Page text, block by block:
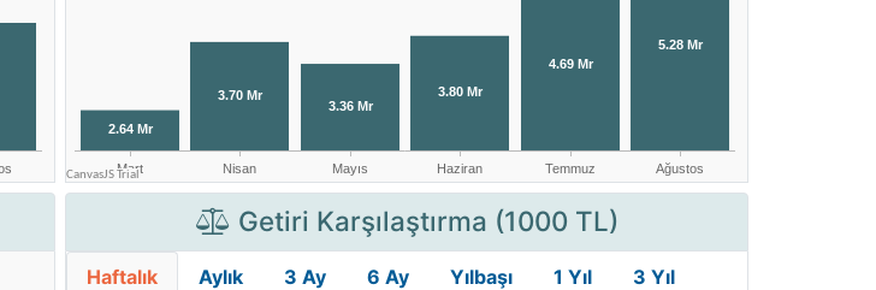
Getiri Karşılaştırma (1000 TL)
Haftalık Aylık 3 Ay 6 Ay Yılbaşı 1 Yıl 3 Yıl